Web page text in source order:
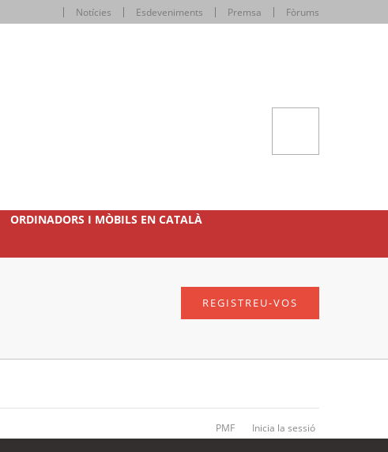
Notícies Esdeveniments Premsa Fòrums
ORDINADORS I MÒBILS EN CATALÀ
REGISTREU-VOS
PMF Inicia la sessió